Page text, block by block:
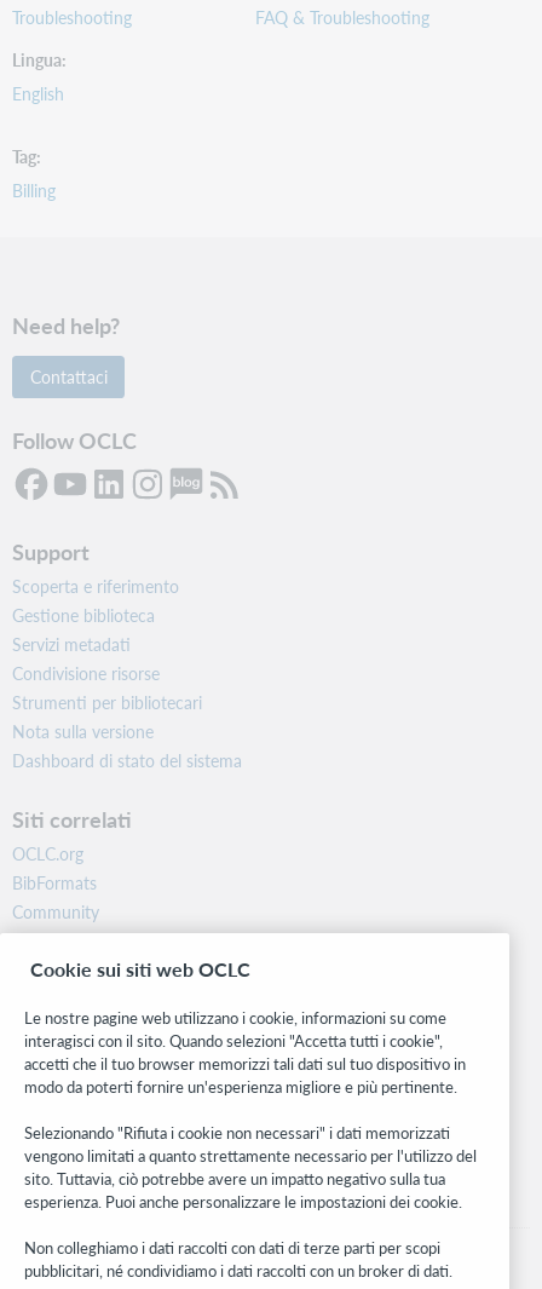
Troubleshooting
FAQ & Troubleshooting
Lingua
English
Tag
Billing
Need help?
Contattaci
Follow OCLC
Support
Scoperta e riferimento
Gestione biblioteca
Servizi metadati
Condivisione risorse
Strumenti per bibliotecari
Nota sulla versione
Dashboard di stato del sistema
Siti correlati
OCLC.org
BibFormats
Community
Ricerca
WebJunction
Stay in the know.
Ricevi gli ultimi aggiornamenti di prodotti, ricerche, eventi e molto
altro direttamente nella tua casella di posta.
Subscribe now
Cookie sui siti web OCLC
Le nostre pagine web utilizzano i cookie, informazioni su come
interagisci con il sito. Quando selezioni "Accetta tutti i cookie",
accetti che il tuo browser memorizzi tali dati sul tuo dispositivo in
modo da poterti fornire un'esperienza migliore e più pertinente.
Selezionando "Rifiuta i cookie non necessari" i dati memorizzati
vengono limitati a quanto strettamente necessario per l'utilizzo del
sito. Tuttavia, ciò potrebbe avere un impatto negativo sulla tua
esperienza. Puoi anche personalizzare le impostazioni dei cookie.
Non colleghiamo i dati raccolti con dati di terze parti per scopi
pubblicitari, né condividiamo i dati raccolti con un broker di dati.